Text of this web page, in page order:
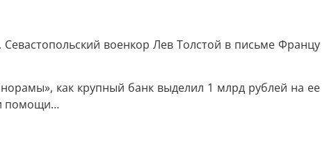
военкор Лев Толстой в письме Францу
как крупный банк выделил 1 млрд рублей на ее
помощи…